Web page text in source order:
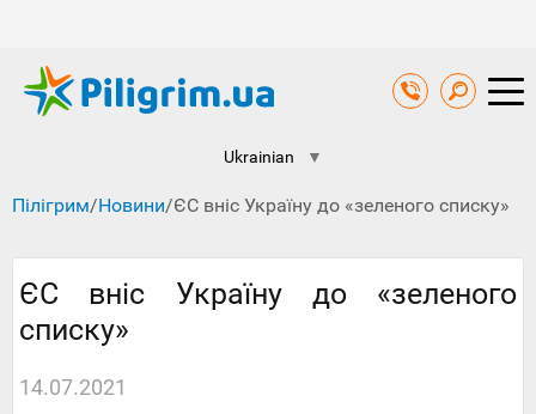
Ukrainian ▼
Пілігрим/Новини/ЄС вніс Україну до «зеленого списку»
ЄС вніс Україну до «зеленого
списку»
14.07.2021